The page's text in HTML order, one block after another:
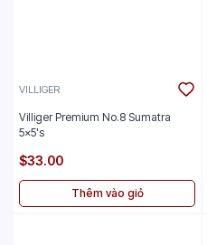
VILLIGER
Villiger Premium No.8 Sumatra
5x5's
$33.00
Thêm vào giỏ